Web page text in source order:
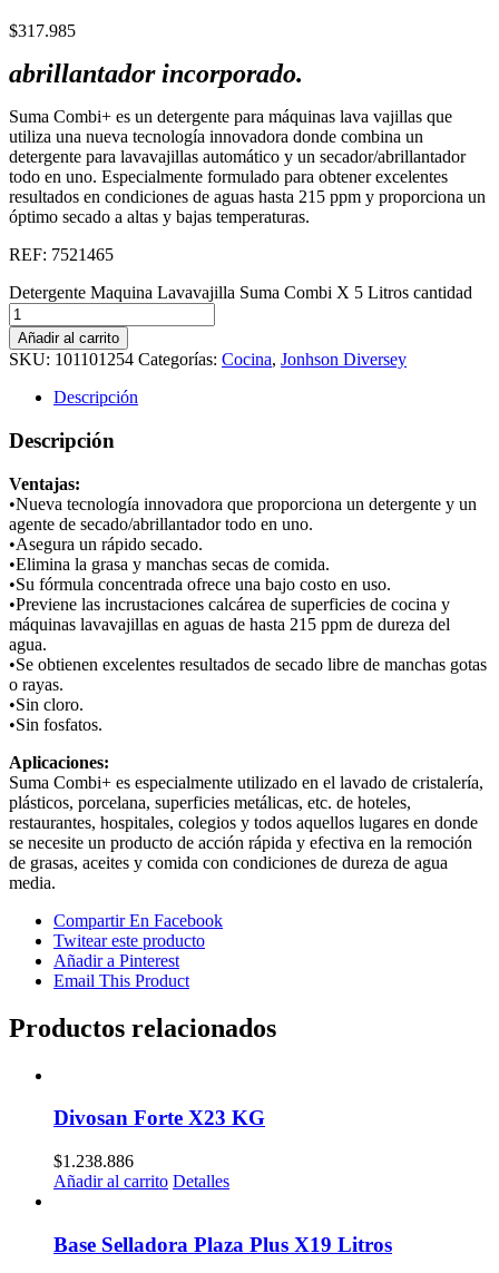
$317.985
abrillantador incorporado.
Suma Combi+ es un detergente para máquinas lava vajillas que
utiliza una nueva tecnología innovadora donde combina un
detergente para lavavajillas automático y un secador/abrillantador
todo en uno. Especialmente formulado para obtener excelentes
resultados en condiciones de aguas hasta 215 ppm y proporciona un
óptimo secado a altas y bajas temperaturas.
REF: 7521465
Detergente Maquina Lavavajilla Suma Combi X 5 Litros cantidad
Añadir al carrito
SKU: 101101254 Categorías: Cocina, Jonhson Diversey
Descripción
Descripción
Ventajas:
•Nueva tecnología innovadora que proporciona un detergente y un
agente de secado/abrillantador todo en uno.
•Asegura un rápido secado.
•Elimina la grasa y manchas secas de comida.
•Su fórmula concentrada ofrece una bajo costo en uso.
•Previene las incrustaciones calcárea de superficies de cocina y
máquinas lavavajillas en aguas de hasta 215 ppm de dureza del
agua.
•Se obtienen excelentes resultados de secado libre de manchas gotas
o rayas.
•Sin cloro.
•Sin fosfatos.
Aplicaciones:
Suma Combi+ es especialmente utilizado en el lavado de cristalería,
plásticos, porcelana, superficies metálicas, etc. de hoteles,
restaurantes, hospitales, colegios y todos aquellos lugares en donde
se necesite un producto de acción rápida y efectiva en la remoción
de grasas, aceites y comida con condiciones de dureza de agua
media.
Compartir En Facebook
Twitear este producto
Añadir a Pinterest
Email This Product
Productos relacionados
Divosan Forte X23 KG
$1.238.886
Añadir al carrito Detalles
Base Selladora Plaza Plus X19 Litros